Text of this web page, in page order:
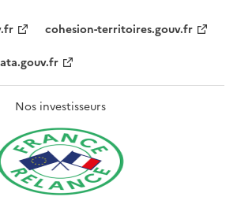
cohesion-territoires.gouv.fr
Nos investisseurs